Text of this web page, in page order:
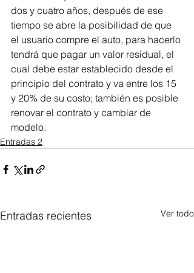
dos y cuatro años, después de ese
tiempo se abre la posibilidad de que
el usuario compre el auto, para hacerlo
tendrá que pagar un valor residual, el
cual debe estar establecido desde el
principio del contrato y va entre los 15
y 20% de su costo; también es posible
renovar el contrato y cambiar de
modelo.
Entradas 2
Entradas recientes Ver todo